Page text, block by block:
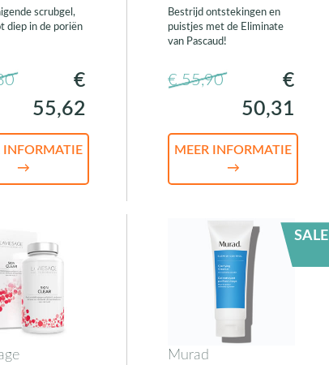
scrubgel,
diep in de poriën
€
55,62
INFORMATIE
→
Bestrijd ontstekingen en
puistjes met de Eliminate
van Pascaud!
€ 55,90
€
50,31
MEER INFORMATIE
→
SALE
Murad